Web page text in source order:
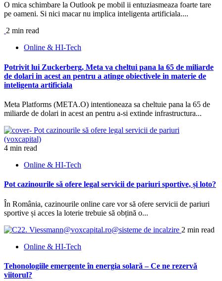
O mica schimbare la Outlook pe mobil ii entuziasmeaza foarte tare
pe oameni. Si nici macar nu implica inteligenta artificiala....
2 min read
Online & HI-Tech
Potrivit lui Zuckerberg, Meta va cheltui pana la 65 de miliarde
de dolari in acest an pentru a atinge obiectivele in materie de
inteligenta artificiala
Meta Platforms (META.O) intentioneaza sa cheltuie pana la 65 de
miliarde de dolari in acest an pentru a-si extinde infrastructura...
4 min read
Online & HI-Tech
Pot cazinourile să ofere legal servicii de pariuri sportive, și loto?
În România, cazinourile online care vor să ofere servicii de pariuri
sportive și acces la loterie trebuie să obțină o...
2 min read
Online & HI-Tech
Tehonologiile emergente în energia solară – Ce ne rezervă
viitorul?